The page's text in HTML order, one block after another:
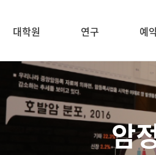
대학원 연구 예
암